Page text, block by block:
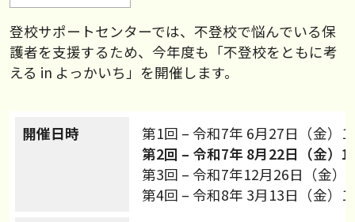
登校サポートセンターでは、不登校で悩んでいる保
護者を支援するため、今年度も「不登校をともに考
える in よっかいち」を開催します。
開催日時
第1回 – 令和7年 6月27日（金）
第2回 – 令和7年 8月22日（金）
第3回 – 令和7年12月26日（金）
第4回 – 令和8年 3月13日（金）